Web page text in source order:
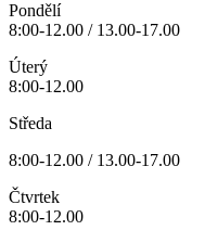
Pondělí
8:00-12.00 / 13.00-17.00
Úterý
8:00-12.00
Středa
8:00-12.00 / 13.00-17.00
Čtvrtek
8:00-12.00